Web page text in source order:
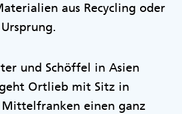
aus Recycling oder
und Schöffel in Asien
Ortlieb mit Sitz in
einen ganz